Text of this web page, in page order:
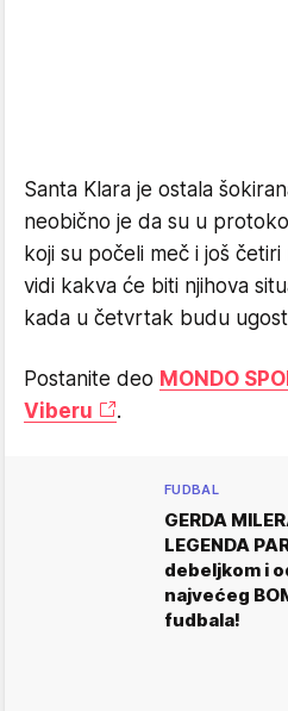
Santa Klara je ostala
neobično je da su u
koji su počeli meč i još
vidi kakva će biti njihova
kada u četvrtak budu
Postanite deo MONDO
Viberu
.
FUDBAL
GERDA
LEGENDA
debeljkom i
najvećeg
fudbala!